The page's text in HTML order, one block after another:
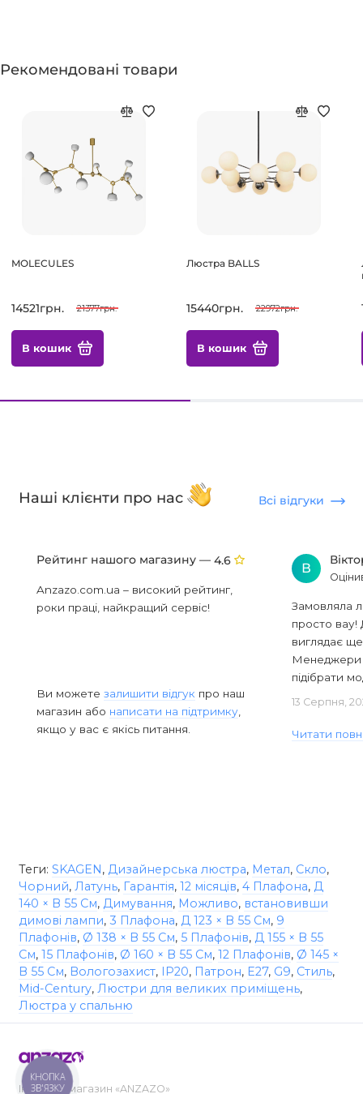
Рекомендовані товари
MOLECULES
14521грн. 21377грн.
В кошик
Люстра BALLS
15440грн. 22972грн.
В кошик
Наші клієнти про нас Всі відгуки
Рейтинг нашого магазину — 4.6
Anzazo.com.ua – високий рейтинг,
роки праці, найкращий сервіс!
Ви можете залишити відгук про наш
магазин або написати на підтримку
якщо у вас є якісь питання.
В
Замовляла
просто вау!
виглядає
Менеджери
підібрати
13 Серпня,
Читати
Теги: SKAGEN, Дизайнерська люстра, Метал, Скло,
Чорний, Латунь, Гарантія, 12 місяців, 4 Плафона, Д
140 × В 55 См, Димування, Можливо, встановивши
димові лампи, 3 Плафона, Д 123 × В 55 См, 9
Плафонів, Ø 138 × В 55 См, 5 Плафонів, Д 155 × В 55
См, 15 Плафонів, Ø 160 × В 55 См, 12 Плафонів, Ø 145 ×
В 55 См, Вологозахист, IP20, Патрон, E27, G9, Стиль,
Mid-Century, Люстри для великих приміщень,
Люстра у спальню
Інтернет-магазин «ANZAZO»
КНОПКА
ЗВ'ЯЗКУ